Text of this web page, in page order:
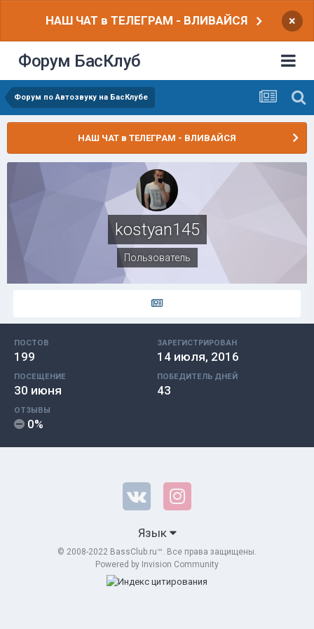
НАШ ЧАТ в ТЕЛЕГРАМ - ВЛИВАЙСЯ ×
Форум БасКлуб
Форум по Автозвуку на БасКлубе
НАШ ЧАТ в ТЕЛЕГРАМ - ВЛИВАЙСЯ
kostyan145
Пользователь
ПОСТОВ
199
ЗАРЕГИСТРИРОВАН
14 июля, 2016
ПОСЕЩЕНИЕ
30 июня
ПОБЕДИТЕЛЬ ДНЕЙ
43
ОТЗЫВЫ
0%
Язык
© 2008-2022 BassClub.ru™. Все права защищены.
Powered by Invision Community